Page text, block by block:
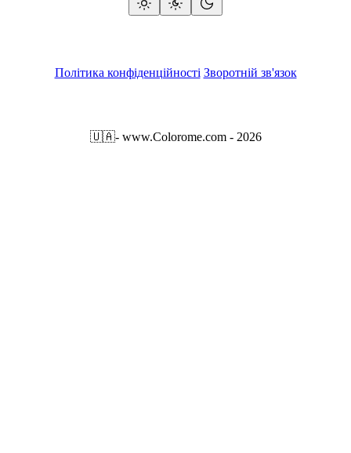
Політика конфіденційності Зворотній зв'язок
🇺🇦- www.Colorome.com - 2026